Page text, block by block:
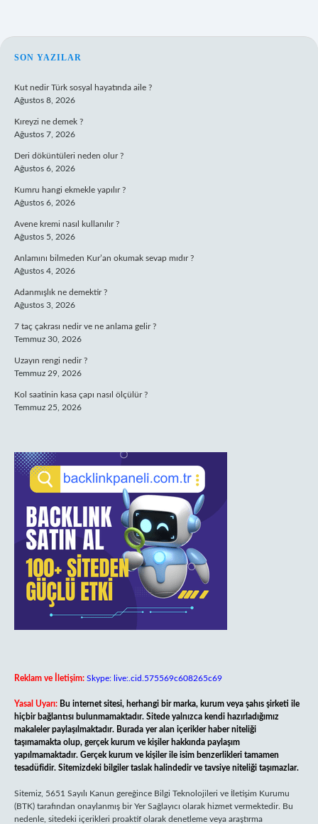
SIDEBAR
SON YAZILAR
Kut nedir Türk sosyal hayatında aile ?
Ağustos 8, 2026
Kıreyzi ne demek ?
Ağustos 7, 2026
Deri döküntüleri neden olur ?
Ağustos 6, 2026
Kumru hangi ekmekle yapılır ?
Ağustos 6, 2026
Avene kremi nasıl kullanılır ?
Ağustos 5, 2026
Anlamını bilmeden Kur’an okumak sevap mıdır ?
Ağustos 4, 2026
Adanmışlık ne demektir ?
Ağustos 3, 2026
7 taç çakrası nedir ve ne anlama gelir ?
Temmuz 30, 2026
Uzayın rengi nedir ?
Temmuz 29, 2026
Kol saatinin kasa çapı nasıl ölçülür ?
Temmuz 25, 2026
Reklam ve İletişim: Skype: live:.cid.575569c608265c69
Yasal Uyarı: Bu internet sitesi, herhangi bir marka, kurum veya şahıs şirketi ile
hiçbir bağlantısı bulunmamaktadır. Sitede yalnızca kendi hazırladığımız
makaleler paylaşılmaktadır. Burada yer alan içerikler haber niteliği
taşımamakta olup, gerçek kurum ve kişiler hakkında paylaşım
yapılmamaktadır. Gerçek kurum ve kişiler ile isim benzerlikleri tamamen
tesadüfidir. Sitemizdeki bilgiler taslak halindedir ve tavsiye niteliği taşımazlar.
Sitemiz, 5651 Sayılı Kanun gereğince Bilgi Teknolojileri ve İletişim Kurumu
(BTK) tarafından onaylanmış bir Yer Sağlayıcı olarak hizmet vermektedir. Bu
nedenle, sitedeki içerikleri proaktif olarak denetleme veya araştırma